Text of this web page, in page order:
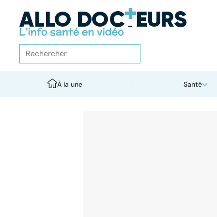
À la une Santé